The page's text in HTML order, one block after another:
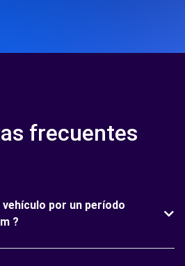
frecuentes
por un período
?